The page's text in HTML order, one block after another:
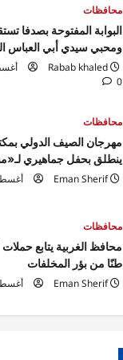
محافظات
مهرجان الصيف الدولي
ينطلق بحفل جماهيري
Eman Sherif
أغسطس
محافظات
طنًا من بؤر المخلفات
Eman Sherif
أغسطس
في مستهل زيارة لافتتاح
بـ”صهرجت الصغرى” بأجا
Eman Sherif
أغسطس